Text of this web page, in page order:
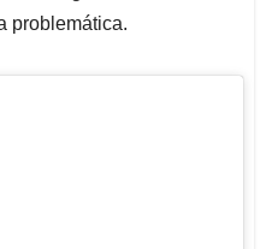
problemática.